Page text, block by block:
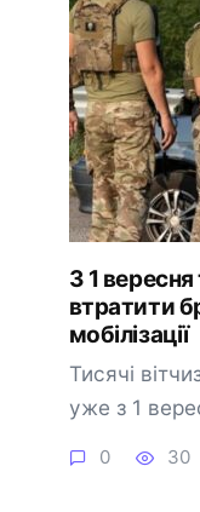
З 1
втратити
мобілізації
Тисячі
уже з 1
0 30